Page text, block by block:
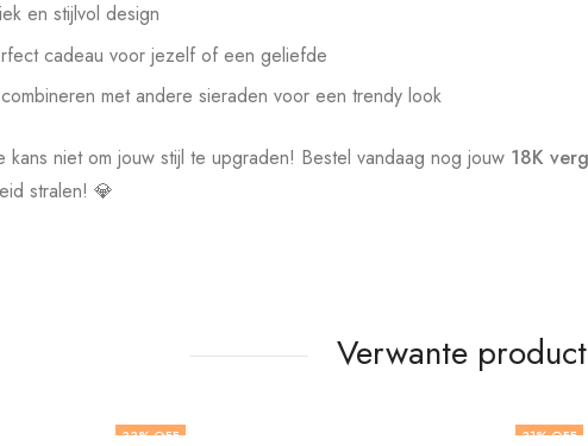
en stijlvol design
cadeau voor jezelf of een geliefde
met andere sieraden voor een trendy look
kans niet om jouw stijl te upgraden! Bestel vandaag nog jouw 18K
stralen! 💎
Verwante
33% OFF 31% OFF